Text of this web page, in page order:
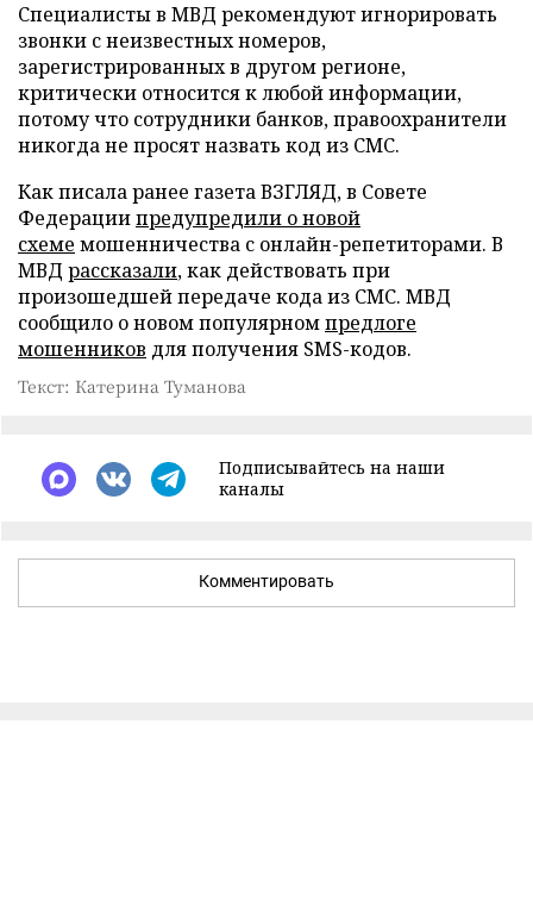
Специалисты в МВД рекомендуют игнорировать
звонки с неизвестных номеров,
зарегистрированных в другом регионе,
критически относится к любой информации,
потому что сотрудники банков, правоохранители
никогда не просят назвать код из СМС.
Как писала ранее газета ВЗГЛЯД, в Совете
Федерациипредупредили о новой
схеме мошенничества с онлайн-репетиторами. В
МВД рассказали, как действовать при
произошедшей передаче кода из СМС. МВД
сообщило о новом популярномпредлоге
мошенников для получения SMS-кодов.
Текст: Катерина Туманова
Подписывайтесь на наши
каналы
Комментировать